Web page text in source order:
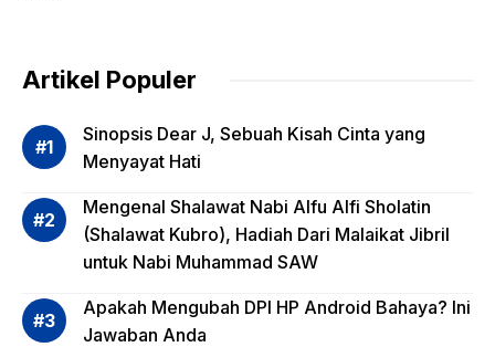
dalam
si
Risiko
asi
Reksa
Saja?
Artikel Populer
Sinopsis Dear J, Sebuah Kisah Cinta yang
Menyayat Hati
Mengenal Shalawat Nabi Alfu Alfi Sholatin
(Shalawat Kubro), Hadiah Dari Malaikat Jibril
untuk Nabi Muhammad SAW
Apakah Mengubah DPI HP Android Bahaya? Ini
Jawaban Anda